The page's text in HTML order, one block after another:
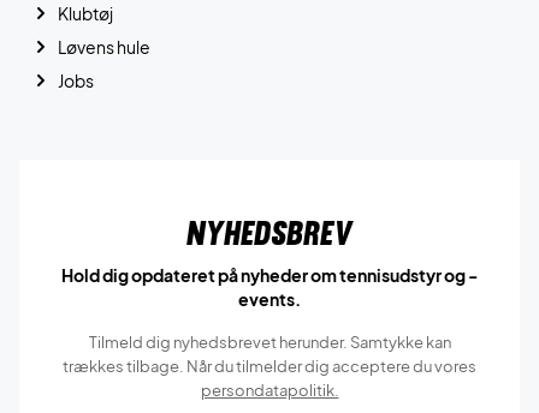
Klubtøj
Løvens hule
Jobs
Nyhedsbrev
Hold dig opdateret på nyheder om tennisudstyr og -
events.
Tilmeld dig nyhedsbrevet herunder. Samtykke kan
trækkes tilbage. Når du tilmelder dig acceptere du vores
persondatapolitik.